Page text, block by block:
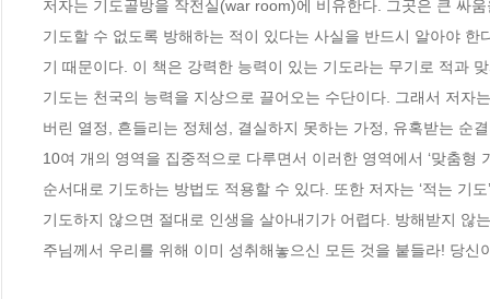
저자는 기도골방을 작전실(war room)에 비유한다. 그곳은 큰 싸
기도할 수 없도록 방해하는 적이 있다는 사실을 반드시 알아야
기 때문이다. 이 책은 강력한 능력이 있는 기도라는 무기로 적과
기도는 천국의 능력을 지상으로 끌어오는 수단이다. 그래서 저자
버린 열정, 흔들리는 정체성, 결실하지 못하는 가정, 유혹받는 순
10여 개의 영역을 집중적으로 다루면서 이러한 영역에서 ‘맞춤
순서대로 기도하는 방법도 적용할 수 있다. 또한 저자는 ‘적는 기
기도하지 않으면 절대로 인생을 살아내기가 어렵다. 방해받지 않
주님께서 우리를 위해 이미 성취해놓으신 모든 것을 붙들라! 당